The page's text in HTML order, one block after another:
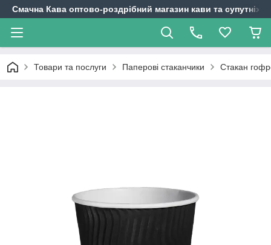
Смачна Кава оптово-роздрібний магазин кави та супутніх
Товари та послуги Паперові стаканчики Стакан